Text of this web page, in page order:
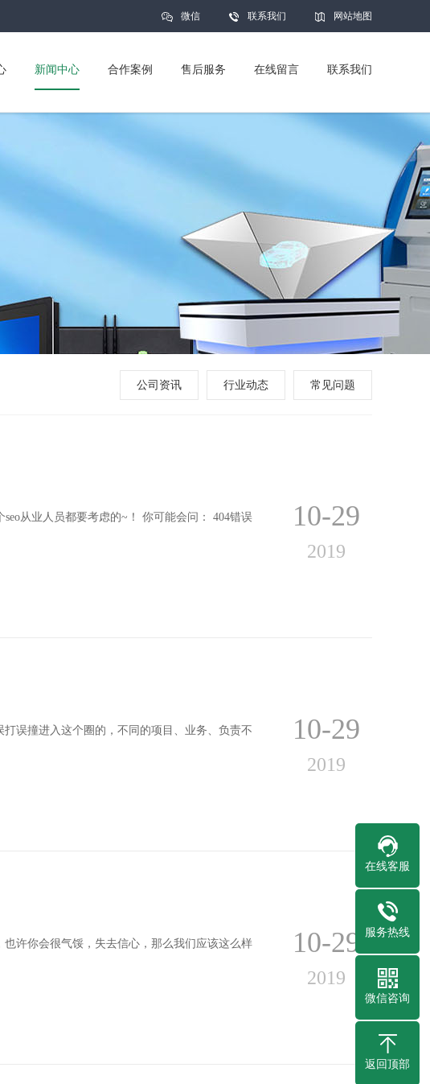
微信 联系我们 网站地图
新闻中心 合作案例 售后服务 在线留言 联系我们
公司资讯 行业动态 常见问题
从业人员都要考虑的~！ 你可能会问： 404错误
10-29
2019
误撞进入这个圈的，不同的项目、业务、负责不
10-29
2019
许你会很气馁，失去信心，那么我们应该这么样
10-29
2019
在线客服
服务热线
微信咨询
返回顶部